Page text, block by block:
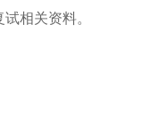
相关资料。